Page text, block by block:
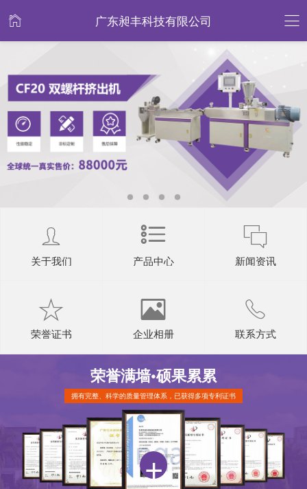
广东昶丰科技有限公司
关于我们 产品中心 新闻资讯
荣誉证书 企业相册 联系方式
荣誉满墙•硕果累累
拥有完整、科学的质量管理体系，已获得多项专利证书